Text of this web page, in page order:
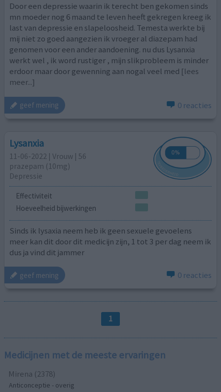
Door een depressie waarin ik terecht ben gekomen sinds
mn moeder nog 6 maand te leven heeft gekregen kreeg ik
last van depressie en slapeloosheid. Temesta werkte bij
mij niet zo goed aangezien ik vroeger al diazepam had
genomen voor een ander aandoening. nu dus Lysanxia
werkt wel , ik word rustiger , mijn slikprobleem is minder
erdoor maar door gewenning aan nogal veel med [lees
meer...]
geef mening 0 reacties
Lysanxia
11-06-2022 | Vrouw | 56
prazepam (10mg)
Depressie
Effectiviteit
Hoeveelheid bijwerkingen
Sinds ik lysaxia neem heb ik geen sexuele gevoelens
meer kan dit door dit medicijn zijn, 1 tot 3 per dag neem ik
dus ja vind dit jammer
geef mening 0 reacties
1
Medicijnen met de meeste ervaringen
Mirena (2378)
Anticonceptie - overig